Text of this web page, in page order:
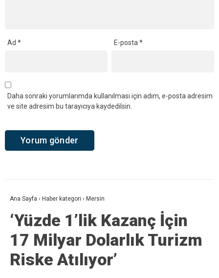
Ad * E-posta*
Daha sonraki yorumlarımda kullanılması için adım, e-posta adresim
ve site adresim bu tarayıcıya kaydedilsin.
Ana Sayfa › Haber kategori › Mersin
‘Yüzde 1’lik Kazanç İçin
17 Milyar Dolarlık Turizm
Riske Atılıyor’